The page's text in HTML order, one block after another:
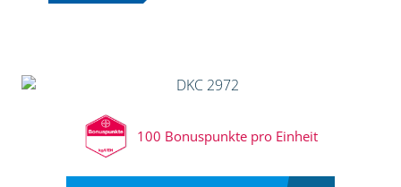
100 Bonuspunkte pro Einheit